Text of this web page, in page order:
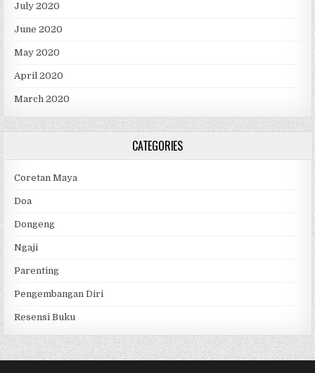
July 2020
June 2020
May 2020
April 2020
March 2020
CATEGORIES
Coretan Maya
Doa
Dongeng
Ngaji
Parenting
Pengembangan Diri
Resensi Buku